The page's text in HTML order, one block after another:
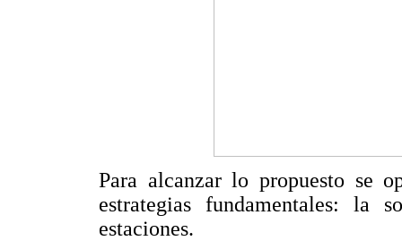
Para alcanzar lo propuesto se
estrategias fundamentales: la
estaciones.